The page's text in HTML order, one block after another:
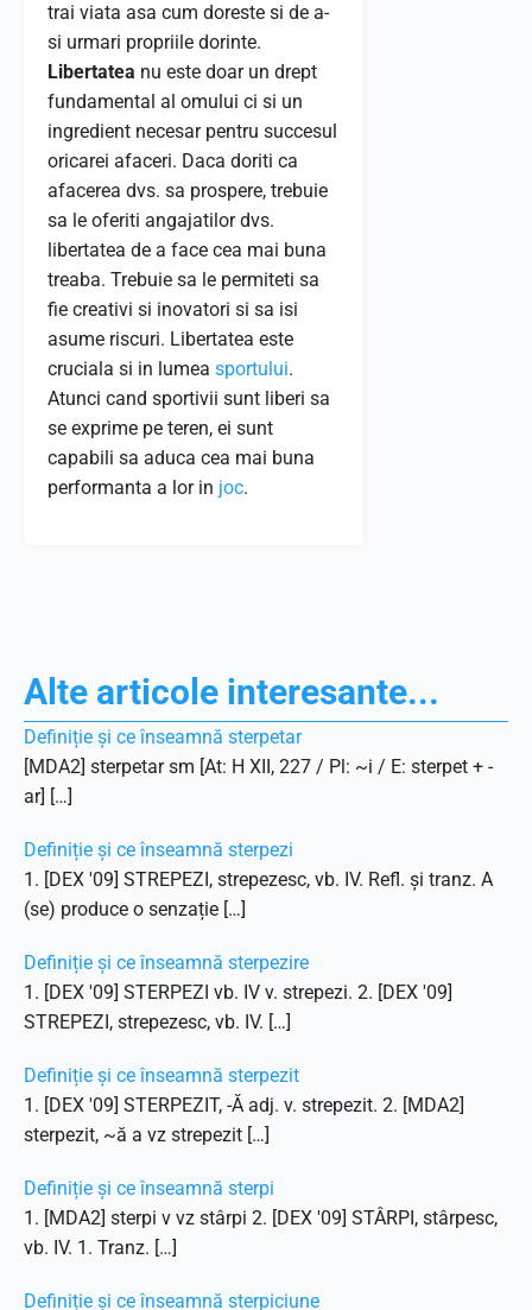
trai viata asa cum doreste si de a-
si urmari propriile dorinte.
Libertatea nu este doar un drept
fundamental al omului ci si un
ingredient necesar pentru succesul
oricarei afaceri. Daca doriti ca
afacerea dvs. sa prospere, trebuie
sa le oferiti angajatilor dvs.
libertatea de a face cea mai buna
treaba. Trebuie sa le permiteti sa
fie creativi si inovatori si sa isi
asume riscuri. Libertatea este
cruciala si in lumea sportului.
Atunci cand sportivii sunt liberi sa
se exprime pe teren, ei sunt
capabili sa aduca cea mai buna
performanta a lor in joc.
Alte articole interesante...
Definiție și ce înseamnă sterpetar
[MDA2] sterpetar sm [At: H XII, 227 / Pl: ~i / E: sterpet + -
ar] […]
Definiție și ce înseamnă sterpezi
1. [DEX '09] STREPEZI, strepezesc, vb. IV. Refl. și tranz. A
(se) produce o senzație […]
Definiție și ce înseamnă sterpezire
1. [DEX '09] STERPEZI vb. IV v. strepezi. 2. [DEX '09]
STREPEZI, strepezesc, vb. IV. […]
Definiție și ce înseamnă sterpezit
1. [DEX '09] STERPEZIT, -Ă adj. v. strepezit. 2. [MDA2]
sterpezit, ~ă a vz strepezit […]
Definiție și ce înseamnă sterpi
1. [MDA2] sterpi v vz stârpi 2. [DEX '09] STÂRPI, stârpesc,
vb. IV. 1. Tranz. […]
Definiție și ce înseamnă sterpiciune